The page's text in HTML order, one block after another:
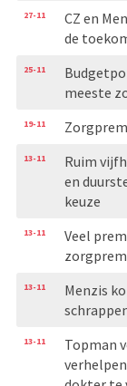
27-11
CZ en
de
25-11
meeste
19-11
13-11
Ruim
en
keuze
13-11
Veel
13-11
Menzis
13-11
Topman